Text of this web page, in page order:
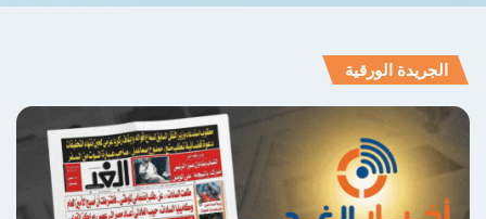
الجريدة الورقية